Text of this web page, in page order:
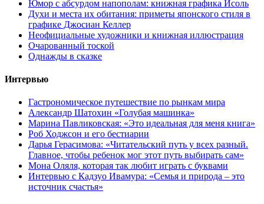
Юмор с абсурдом напополам: книжная графика Исоль
Духи и места их обитания: приметы японского стиля в
графике Джосиан Келлер
Неофициальные художники и книжная иллюстрация
Очарованный тоской
Однажды в сказке
Интервью
Гастрономическое путешествие по рынкам мира
Александр Шатохин «Голубая машинка»
Марина Павликовская: «Это идеальная для меня книга»
Роб Ходжсон и его бестиарии
Дарья Герасимова: «Читательский путь у всех разный.
Главное, чтобы ребенок мог этот путь выбирать сам»
Мона Оляля, которая так любит играть с буквами
Интервью с Кадзуо Ивамура: «Семья и природа – это
источник счастья»